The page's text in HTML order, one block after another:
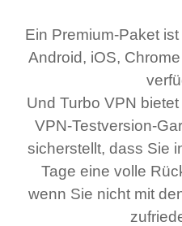
Ein Premium-Paket
Android, iOS,
Und Turbo VPN
VPN-Testversion-
sicherstellt, dass Sie
Tage eine volle
wenn Sie nicht mit